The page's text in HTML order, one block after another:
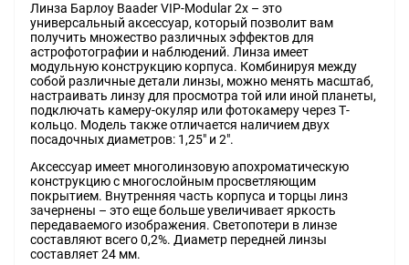
Линза Барлоу Baader VIP-Modular 2х – это
универсальный аксессуар, который позволит вам
получить множество различных эффектов для
астрофотографии и наблюдений. Линза имеет
модульную конструкцию корпуса. Комбинируя между
собой различные детали линзы, можно менять масштаб,
настраивать линзу для просмотра той или иной планеты,
подключать камеру-окуляр или фотокамеру через Т-
кольцо. Модель также отличается наличием двух
посадочных диаметров: 1,25" и 2".
Аксессуар имеет многолинзовую апохроматическую
конструкцию с многослойным просветляющим
покрытием. Внутренняя часть корпуса и торцы линз
зачернены – это еще больше увеличивает яркость
передаваемого изображения. Светопотери в линзе
составляют всего 0,2%. Диаметр передней линзы
составляет 24 мм.